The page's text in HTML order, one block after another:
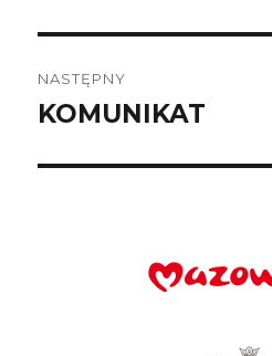
NASTĘPNY
Następny
KOMUNIKAT